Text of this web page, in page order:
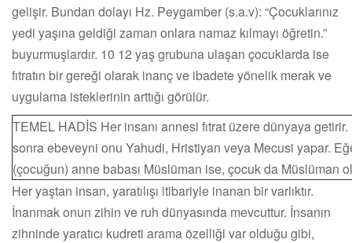
gelişir. Bundan dolayı Hz. Peygamber (s.a.v): “Çocuklarınız
yedi yaşına geldiği zaman onlara namaz kılmayı öğretin.”
buyurmuşlardır. 10 12 yaş grubuna ulaşan çocuklarda ise
fıtratın bir gereği olarak inanç ve ibadete yönelik merak ve
uygulama isteklerinin arttığı görülür.
TEMEL HADİS Her insanı annesi fıtrat üzere dünyaya
sonra ebeveyni onu Yahudi, Hristiyan veya Mecusi yapar.
(çocuğun) anne babası Müslüman ise, çocuk da Müslüman
Her yaştan insan, yaratılışı itibariyle inanan bir varlıktır.
İnanmak onun zihin ve ruh dünyasında mevcuttur. İnsanın
zihninde yaratıcı kudreti arama özelliği var olduğu gibi,